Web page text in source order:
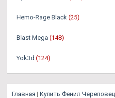
Hemo-Rage Black (25)
Blast Mega (148)
Yok3d (124)
Главная | Купить Фенил Череповец